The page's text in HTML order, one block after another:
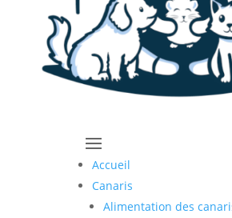
Accueil
Canaris
Alimentation des